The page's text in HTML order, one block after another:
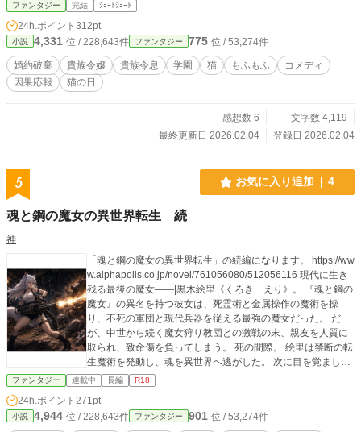
ファンタジー 完結 ｼｮｰﾄｼｮｰﾄ
24h.ポイント 312pt
小説 4,331 位 / 228,643件 ファンタジー 775 位 / 53,274件
婚約破棄 貴族令嬢 貴族令息 学園 猫 もふもふ
コメディ
因果応報
猫の日
感想数 6
文字数 4,119
最終更新日 2026.02.04
登録日 2026.02.04
5 お気に入り追加 4
魂と鋼の魔女の異世界転生 続
神
「魂と鋼の魔女の異世界転生」の続編になります。 https://ww
w.alphapolis.co.jp/novel/761056080/512056116 現代に生き
残る最後の魔女――|黒木絵里《くろき えり》。 『魂と鋼の
魔女』の異名を持つ彼女は、死霊術と金属操作の魔術を操
り、不死の軍団と現代兵器を従える最強の魔女だった。 だ
が、中世から続く魔女狩り教団との激戦の末、親友を人質に
取られ、致命傷を負ってしまう。 死の間際。 絵里は禁断の転
生魔術を発動し、魂を異世界へ逃がした。 次に目を覚ました
時、彼女が転生していたのは――闇属性を持つ公爵令嬢、ク
ロエ・ハートフィリアの身体だった。 しかし、その少女は周
囲から“出来損ない”と蔑まれていた。 感情的で癇癪持ち。 我
儘で傲慢。 闇属性を持つ不吉な存在として家族からも疎ま
ファンタジー 連載中 長編 R18
24h.ポイント 271pt
小説 4,944 位 / 228,643件 ファンタジー 901 位 / 53,274件